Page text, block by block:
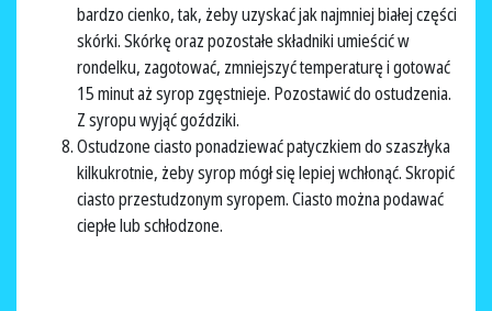
bardzo cienko, tak, żeby uzyskać jak najmniej białej części
skórki. Skórkę oraz pozostałe składniki umieścić w
rondelku, zagotować, zmniejszyć temperaturę i gotować
15 minut aż syrop zgęstnieje. Pozostawić do ostudzenia.
Z syropu wyjąć goździki.
Ostudzone ciasto ponadziewać patyczkiem do szaszłyka
kilkukrotnie, żeby syrop mógł się lepiej wchłonąć. Skropić
ciasto przestudzonym syropem. Ciasto można podawać
ciepłe lub schłodzone.